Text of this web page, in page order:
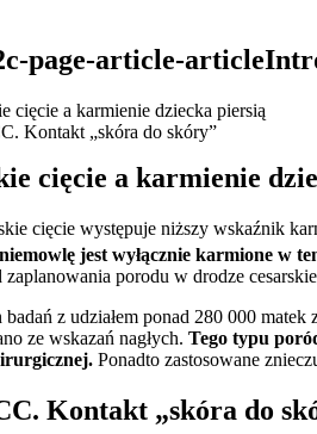
page-article-
cięcie a karmienie dziecka piersią
Kontakt „skóra do skóry”
cięcie a karmienie
cięcie występuje niższy wskaźnik
jest wyłącznie karmione w
porodu w drodze
z udziałem ponad 280 000
ze wskazań nagłych. Tego typu
Ponadto zastosowane
Kontakt „skóra do